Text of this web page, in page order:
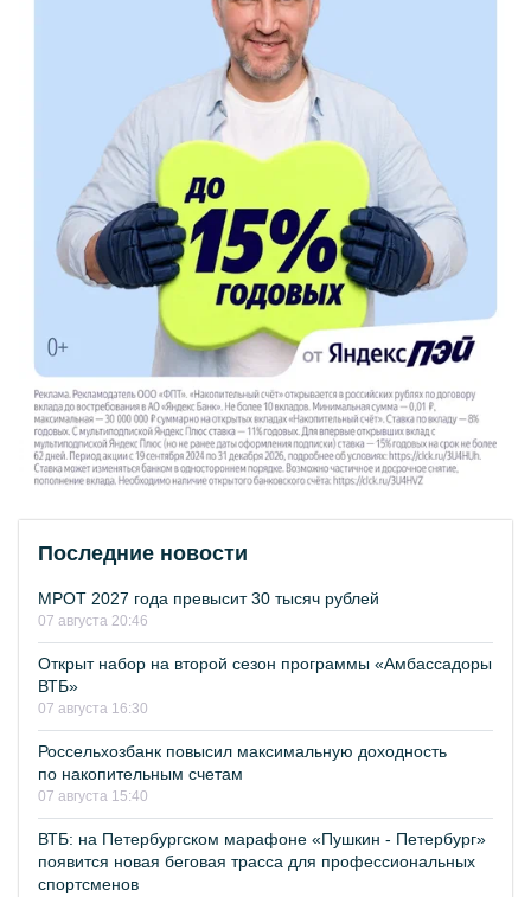
Последние новости
МРОТ 2027 года превысит 30 тысяч рублей
07 августа 20:46
Открыт набор на второй сезон программы «Амбассадоры
ВТБ»
07 августа 16:30
Россельхозбанк повысил максимальную доходность
по накопительным счетам
07 августа 15:40
ВТБ: на Петербургском марафоне «Пушкин - Петербург»
появится новая беговая трасса для профессиональных
спортсменов